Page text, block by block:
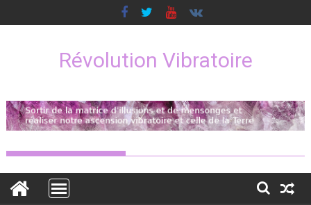
to
Révolution Vibratoire